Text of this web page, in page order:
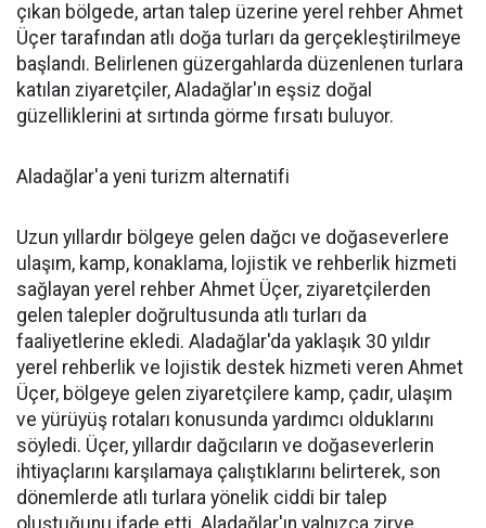
çıkan bölgede, artan talep üzerine yerel rehber Ahmet
Üçer tarafından atlı doğa turları da gerçekleştirilmeye
başlandı. Belirlenen güzergahlarda düzenlenen turlara
katılan ziyaretçiler, Aladağlar'ın eşsiz doğal
güzelliklerini at sırtında görme fırsatı buluyor.
Aladağlar'a yeni turizm alternatifi
Uzun yıllardır bölgeye gelen dağcı ve doğaseverlere
ulaşım, kamp, konaklama, lojistik ve rehberlik hizmeti
sağlayan yerel rehber Ahmet Üçer, ziyaretçilerden
gelen talepler doğrultusunda atlı turları da
faaliyetlerine ekledi. Aladağlar'da yaklaşık 30 yıldır
yerel rehberlik ve lojistik destek hizmeti veren Ahmet
Üçer, bölgeye gelen ziyaretçilere kamp, çadır, ulaşım
ve yürüyüş rotaları konusunda yardımcı olduklarını
söyledi. Üçer, yıllardır dağcıların ve doğaseverlerin
ihtiyaçlarını karşılamaya çalıştıklarını belirterek, son
dönemlerde atlı turlara yönelik ciddi bir talep